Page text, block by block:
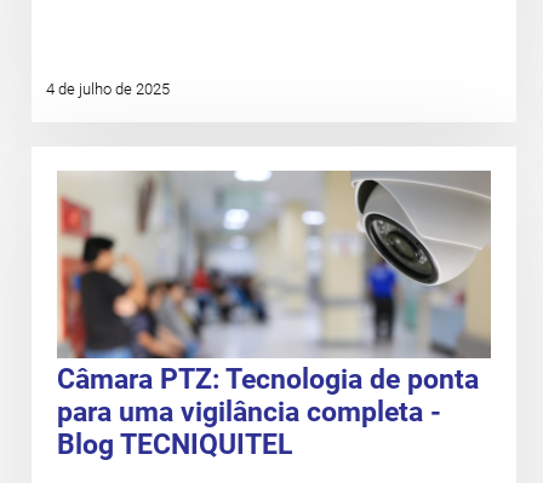
4 de julho de 2025
Câmara PTZ: Tecnologia de ponta
para uma vigilância completa -
Blog TECNIQUITEL